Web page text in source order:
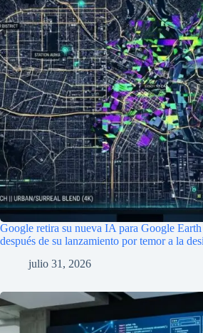
Google retira su nueva IA para Google
después de su lanzamiento por temor a la
julio 31, 2026